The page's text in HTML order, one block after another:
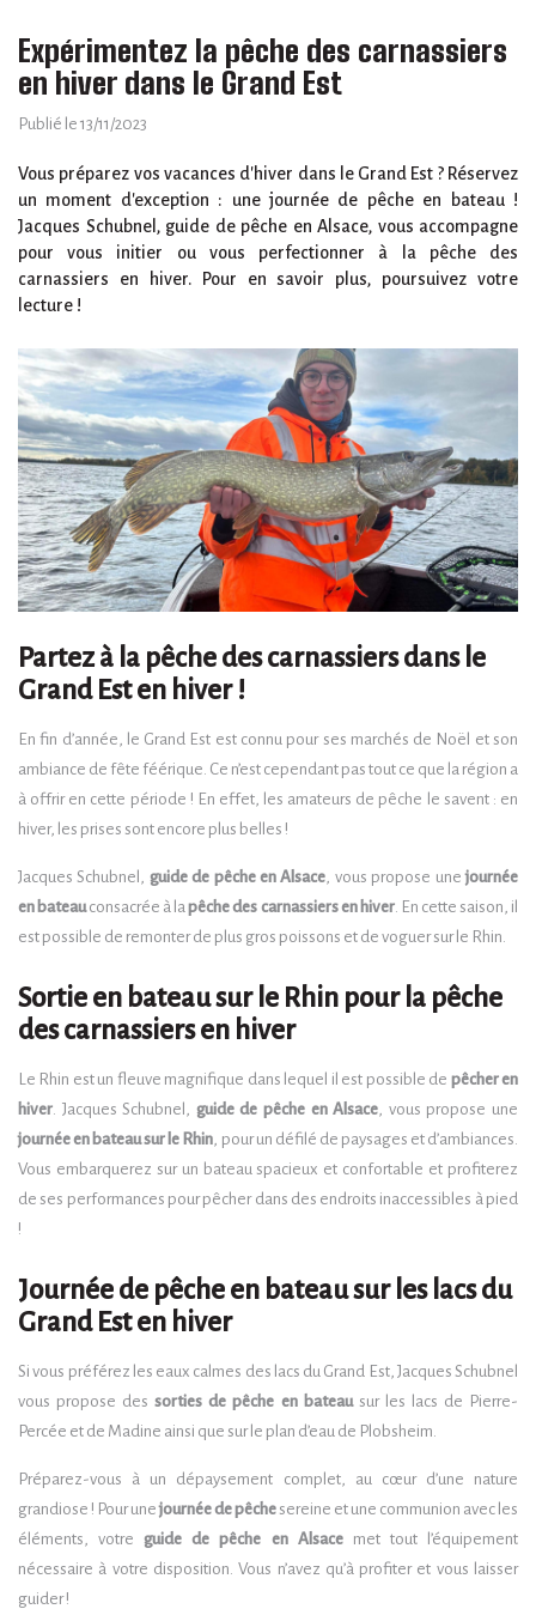
Expérimentez la pêche des carnassiers
en hiver dans le Grand Est
Publié le 13/11/2023
Vous préparez vos vacances d'hiver dans le Grand Est ? Réservez
un moment d'exception : une journée de pêche en bateau !
Jacques Schubnel, guide de pêche en Alsace, vous accompagne
pour vous initier ou vous perfectionner à la pêche des
carnassiers en hiver. Pour en savoir plus, poursuivez votre
lecture !
Partez à la pêche des carnassiers dans le
Grand Est en hiver !
En fin d’année, le Grand Est est connu pour ses marchés de Noël et son
ambiance de fête féérique. Ce n’est cependant pas tout ce que la région a
à offrir en cette période ! En effet, les amateurs de pêche le savent : en
hiver, les prises sont encore plus belles !
Jacques Schubnel, guide de pêche en Alsace , vous propose unejournée
en bateauconsacrée à lapêche des carnassiers en hiver. En cette saison, il
est possible de remonter de plus gros poissons et de voguer sur le Rhin.
Sortie en bateau sur le Rhin pour la pêche
des carnassiers en hiver
Le Rhin est un fleuve magnifique dans lequel il est possible de pêcher en
hiver . Jacques Schubnel, guide de pêche en Alsace , vous propose une
journée en bateau sur le Rhin , pour un défilé de paysages et d’ambiances.
Vous embarquerez sur un bateau spacieux et confortable et profiterez
de ses performances pour pêcher dans des endroits inaccessibles à pied
!
Journée de pêche en bateau sur les lacs du
Grand Est en hiver
Si vous préférez les eaux calmes des lacs du Grand Est, Jacques Schubnel
vous propose des sorties de pêche en bateausur les lacs de Pierre-
Percée et de Madine ainsi que sur le plan d’eau de Plobsheim.
Préparez-vous à un dépaysement complet, au cœur d’une nature
grandiose ! Pour unejournée de pêche sereine et une communion avec les
éléments, votreguide de pêche en Alsacemet tout l’équipement
nécessaire à votre disposition. Vous n’avez qu’à profiter et vous laisser
guider !